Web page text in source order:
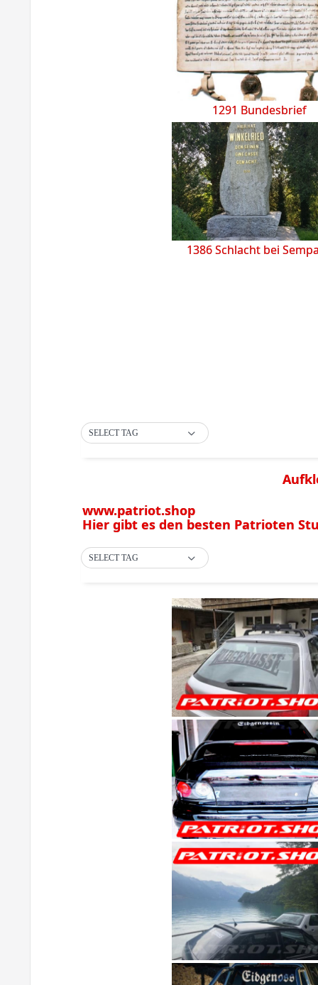
1291 Bundesbrief
1386 Schlacht bei
SELECT TAG
www.patriot.shop
Hier gibt es den besten Patrioten
SELECT TAG